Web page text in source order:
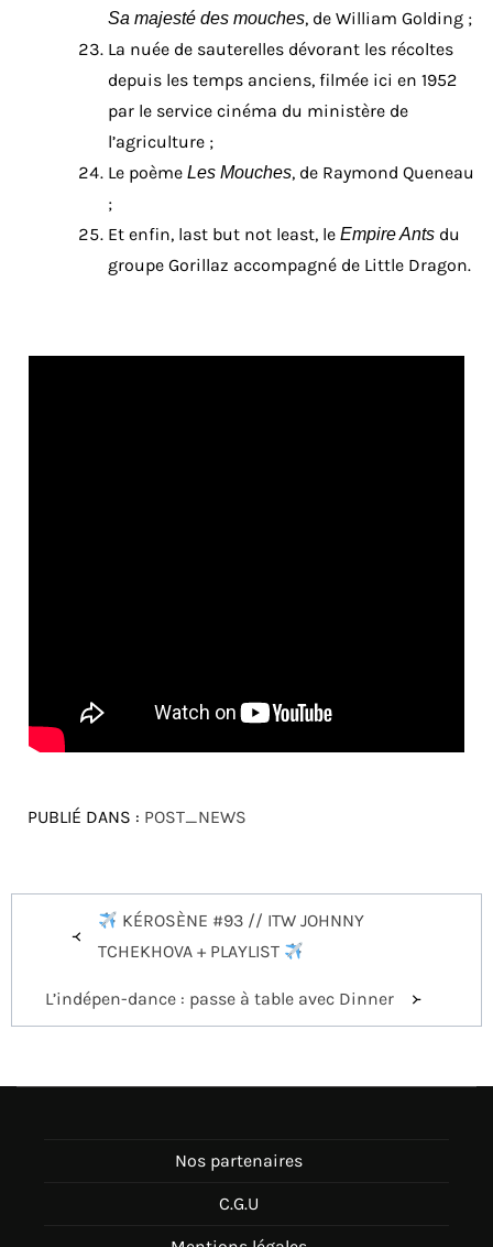
Sa majesté des mouches, de William Golding ;
La nuée de sauterelles dévorant les récoltes
depuis les temps anciens, filmée ici en 1952
par le service cinéma du ministère de
l’agriculture ;
Le poème Les Mouches, de Raymond Queneau
;
Et enfin, last but not least, le Empire Ants du
groupe Gorillaz accompagné de Little Dragon.
PUBLIÉ DANS : POST_NEWS
NavigationKÉROSÈNE #93 // ITW JOHNNY
TCHEKHOVA + PLAYLIST
L’indépen-dance : passe à table avec Dinner
Nos partenaires
C.G.U